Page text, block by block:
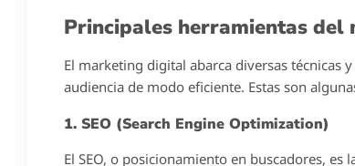
Principales herramientas
El marketing digital abarca diversas técnicas
audiencia de modo eficiente. Estas son
1. SEO (Search Engine Optimization)
El SEO, o posicionamiento en buscadores,